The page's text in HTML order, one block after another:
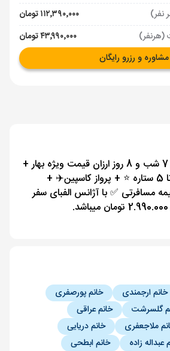
نفر)
۱۱۲٬۳۹۰٬۰۰۰ تومان
۴۳٬۹۹۰٬۰۰۰ تومان
مشاوره و رزرو رایگان
تور ارمنستان از تهران 7 شب و 8 روز ارزان قیمت ویژه بهار +
بهترین هتل های 3 تا 5 ستاره ⭐️ + پرواز کاسپین✈️ +
مسافرتی ✅ با آژانس الفبای سفر
خانم ارجمندی
خانم پورصفری
گلسرشت
خانم عراقی
ملاجعفری
خانم دریایی
عبداله زاده
خانم ابطحی